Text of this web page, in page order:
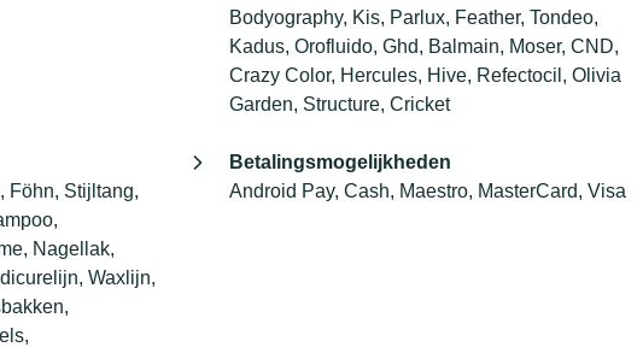
Bodyography, Kis, Parlux, Feather, Tondeo,
Kadus, Orofluido, Ghd, Balmain, Moser, CND,
Crazy Color, Hercules, Hive, Refectocil, Olivia
Garden, Structure, Cricket
Föhn, Stijltang,
Nagellak,
Waxlijn,
Betalingsmogelijkheden
Android Pay, Cash, Maestro, MasterCard, Visa